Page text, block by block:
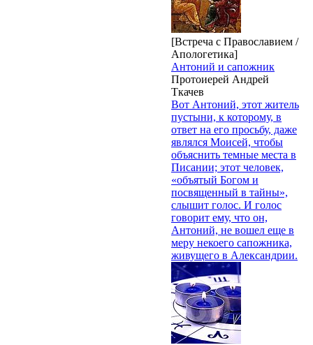
[Встреча с Православием /
Апологетика]
Антоний и сапожник
Протоиерей Андрей
Ткачев
Вот Антоний, этот житель
пустыни, к которому, в
ответ на его просьбу, даже
являлся Моисей, чтобы
объяснить темные места в
Писании; этот человек,
«объятый Богом и
посвященный в тайны»,
слышит голос. И голос
говорит ему, что он,
Антоний, не вошел еще в
меру некоего сапожника,
живущего в Александрии.